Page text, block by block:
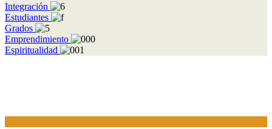
Integración
Estudiantes
Grados
Emprendimiento
Espiritualidad